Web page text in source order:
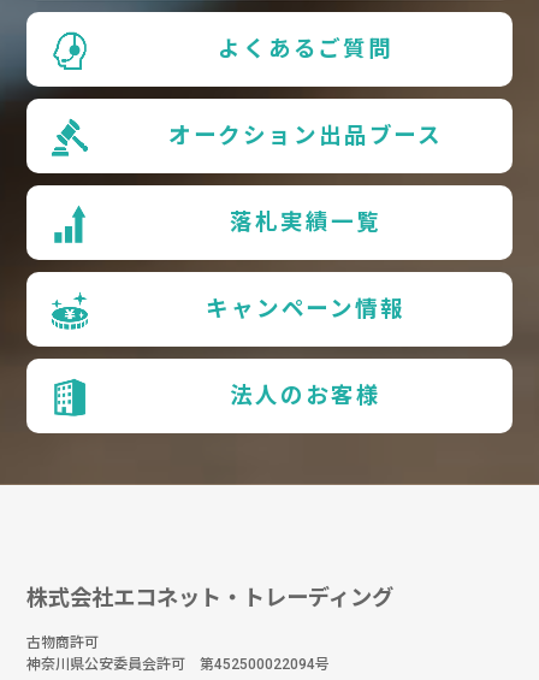
よくあるご質問
オークション出品ブース
落札実績一覧
キャンペーン情報
法人のお客様
株式会社エコネット・トレーディング
古物商許可
神奈川県公安委員会許可 第452500022094号